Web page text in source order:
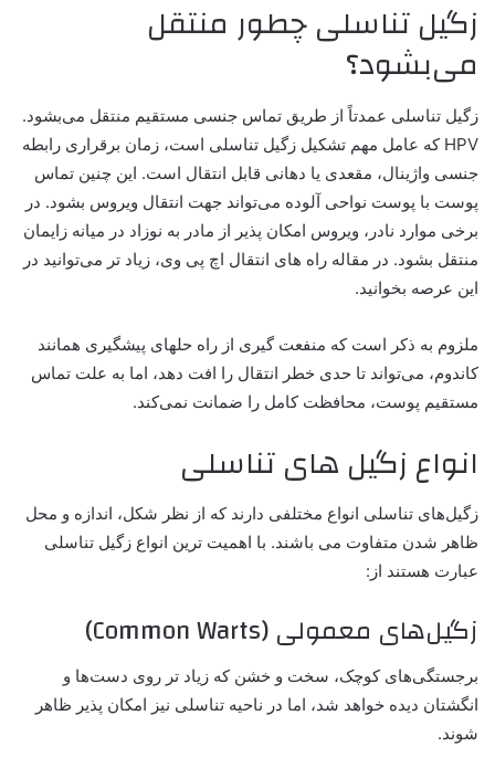
زگیل تناسلی چطور منتقل
می‌بشود؟
زگیل تناسلی عمدتاً از طریق تماس جنسی مستقیم منتقل می‌بشود.
HPV که عامل مهم تشکیل زگیل تناسلی است، زمان برقراری رابطه
جنسی واژینال، مقعدی یا دهانی قابل انتقال است. این چنین تماس
پوست با پوست نواحی آلوده می‌تواند جهت انتقال ویروس بشود. در
برخی موارد نادر، ویروس امکان پذیر از مادر به نوزاد در میانه زایمان
منتقل بشود. در مقاله راه های انتقال اچ پی وی، زیاد تر می‌توانید در
این عرصه بخوانید.
ملزوم به ذکر است که منفعت گیری از راه حلهای پیشگیری همانند
کاندوم، می‌تواند تا حدی خطر انتقال را افت دهد، اما به علت تماس
مستقیم پوست، محافظت کامل را ضمانت نمی‌کند.
انواع زگیل های تناسلی
زگیل‌های تناسلی انواع مختلفی دارند که از نظر شکل، اندازه و محل
ظاهر شدن متفاوت می باشند. با اهمیت ترین انواع زگیل تناسلی
عبارت هستند از:
زگیل‌های معمولی (Common Warts)
برجستگی‌های کوچک، سخت و خشن که زیاد تر روی دست‌ها و
انگشتان دیده خواهد شد، اما در ناحیه تناسلی نیز امکان پذیر ظاهر
شوند.